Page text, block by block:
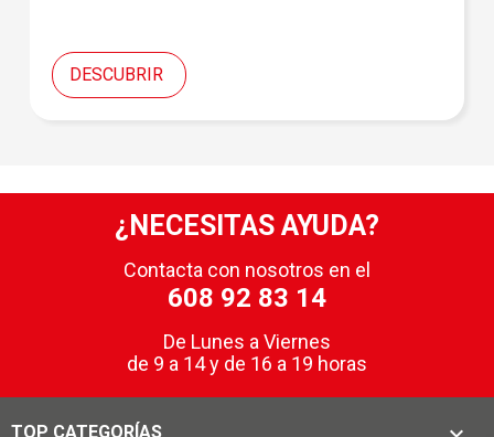
DESCUBRIR
¿NECESITAS AYUDA?
Contacta con nosotros en el
608 92 83 14
De Lunes a Viernes
de 9 a 14 y de 16 a 19 horas
TOP CATEGORÍAS